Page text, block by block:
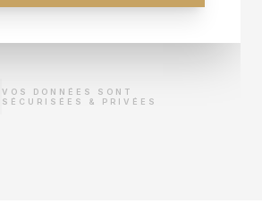
VOS DONNÉES SONT
SÉCURISÉES & PRIVÉES